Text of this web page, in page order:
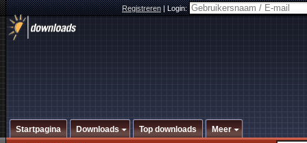
Registreren|Login:
Startpagina Downloads Top downloads Meer